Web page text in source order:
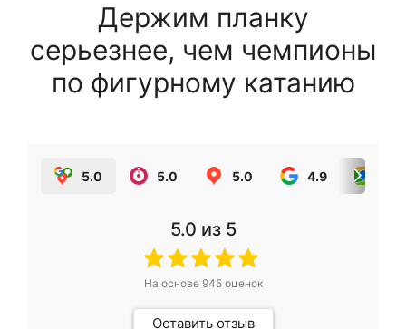
Держим планку
серьезнее, чем чемпионы
по фигурному катанию
5.0 5.0 5.0 4.9
5.0 из 5
На основе 945оценок
Оставить отзыв